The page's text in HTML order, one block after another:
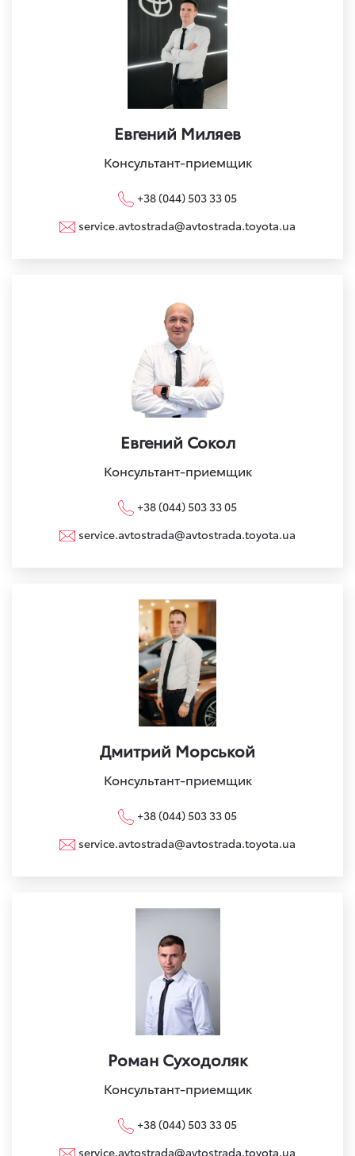
Евгений Миляев
Консультант-приемщик
+38 (044) 503 33 05
service.avtostrada@avtostrada.toyota.ua
Евгений Сокол
Консультант-приемщик
+38 (044) 503 33 05
service.avtostrada@avtostrada.toyota.ua
Дмитрий Морськой
Консультант-приемщик
+38 (044) 503 33 05
service.avtostrada@avtostrada.toyota.ua
Роман Суходоляк
Консультант-приемщик
+38 (044) 503 33 05
service.avtostrada@avtostrada.toyota.ua